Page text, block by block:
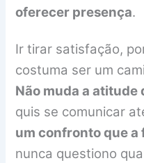
oferecer presença.
Ir tirar satisfação,
costuma ser um
Não muda a atitude
quis se comunicar
um confronto que a
nunca questiono